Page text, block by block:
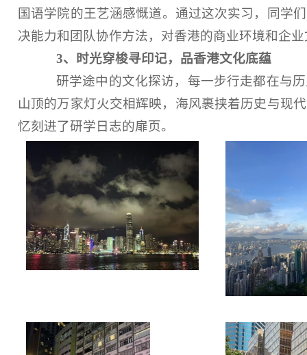
国语学院的王艺涵感慨道。通过这次实习，同学
决能力和团队协作方法，对香港的商业环境和企
3、 时光穿梭寻印记，品香港文化底蕴
研学途中的文化探访，每一步行走都在与
山顶的万家灯火交相辉映，海风裹挟着历史与现
忆刻进了研学日志的扉页。